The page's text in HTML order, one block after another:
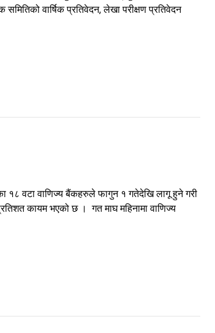
वार्षिक प्रतिवेदन, लेखा परीक्षण प्रतिवेदन
१८ वटा वाणिज्य बैंकहरुले फागुन १ गतेदेखि लागू हुने गरी
कायम भएको छ । गत माघ महिनामा वाणिज्य